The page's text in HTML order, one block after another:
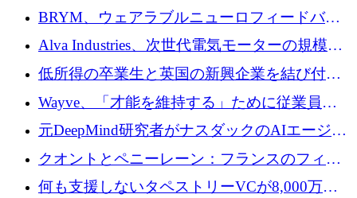
の可視化のために 50 万ユーロを調達
BRYM、ウェアラブルニューロフィードバッ
クプラットフォームの開発に65万ユーロを確
Alva Industries、次世代電気モーターの規模拡
大に 1,600 万ユーロを調達
低所得の卒業生と英国の新興企業を結び付け
るためにCommon Pathを開始
Wayve、「才能を維持する」ために従業員に
8,500万ドルの株式公開買い付けを実施
元DeepMind研究者がナスダックのAIエージェ
ントを拡張するためにCreandumの資金調達で
記録を獲得
クオントとペニーレーン：フランスのフィン
テックの友人と敵
何も支援しないタペストリーVCが8,000万ド